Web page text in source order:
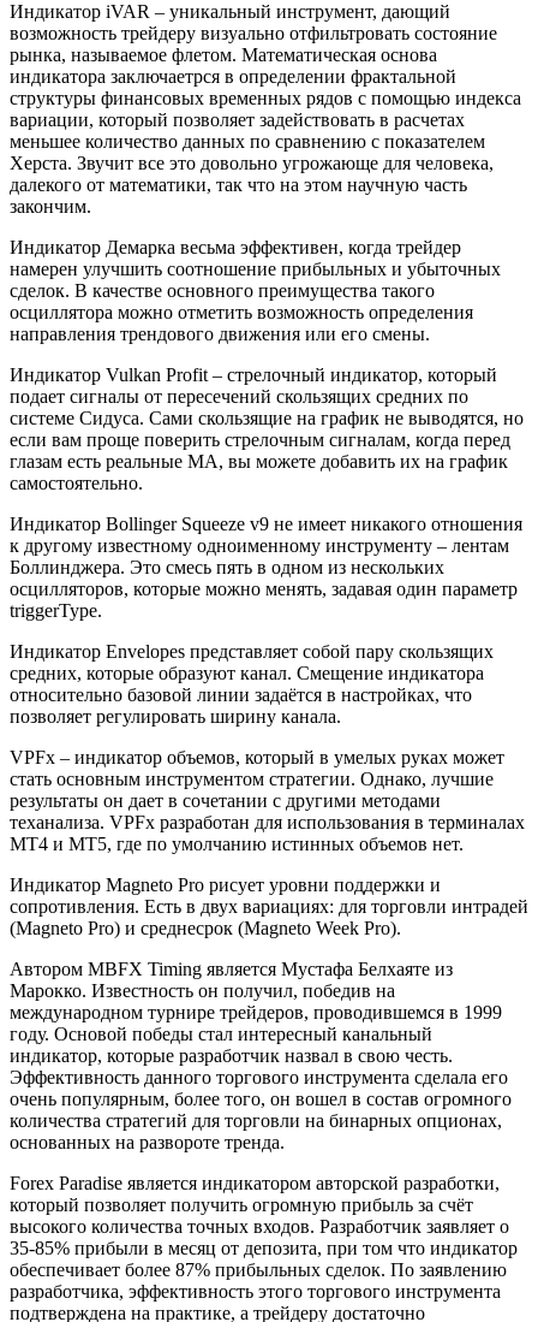
Индикатор iVAR – уникальный инструмент, дающий
возможность трейдеру визуально отфильтровать состояние
рынка, называемое флетом. Математическая основа
индикатора заключаетрся в определении фрактальной
структуры финансовых временных рядов с помощью индекса
вариации, который позволяет задействовать в расчетах
меньшее количество данных по сравнению с показателем
Херста. Звучит все это довольно угрожающе для человека,
далекого от математики, так что на этом научную часть
закончим.
Индикатор Демарка весьма эффективен, когда трейдер
намерен улучшить соотношение прибыльных и убыточных
сделок. В качестве основного преимущества такого
осциллятора можно отметить возможность определения
направления трендового движения или его смены.
Индикатор Vulkan Profit – стрелочный индикатор, который
подает сигналы от пересечений скользящих средних по
системе Сидуса. Сами скользящие на график не выводятся, но
если вам проще поверить стрелочным сигналам, когда перед
глазам есть реальные МА, вы можете добавить их на график
самостоятельно.
Индикатор Bollinger Squeeze v9 не имеет никакого отношения
к другому известному одноименному инструменту – лентам
Боллинджера. Это смесь пять в одном из нескольких
осцилляторов, которые можно менять, задавая один параметр
triggerType.
Индикатор Envelopes представляет собой пару скользящих
средних, которые образуют канал. Смещение индикатора
относительно базовой линии задаётся в настройках, что
позволяет регулировать ширину канала.
VPFx – индикатор объемов, который в умелых руках может
стать основным инструментом стратегии. Однако, лучшие
результаты он дает в сочетании с другими методами
теханализа. VPFx разработан для использования в терминалах
МТ4 и МТ5, где по умолчанию истинных объемов нет.
Индикатор Magneto Pro рисует уровни поддержки и
сопротивления. Есть в двух вариациях: для торговли интрадей
(Magneto Pro) и среднесрок (Magneto Week Pro).
Автором MBFX Timing является Мустафа Белхаяте из
Марокко. Известность он получил, победив на
международном турнире трейдеров, проводившемся в 1999
году. Основой победы стал интересный канальный
индикатор, которые разработчик назвал в свою честь.
Эффективность данного торгового инструмента сделала его
очень популярным, более того, он вошел в состав огромного
количества стратегий для торговли на бинарных опционах,
основанных на развороте тренда.
Forex Paradise является индикатором авторской разработки,
который позволяет получить огромную прибыль за счёт
высокого количества точных входов. Разработчик заявляет о
35-85% прибыли в месяц от депозита, при том что индикатор
обеспечивает более 87% прибыльных сделок. По заявлению
разработчика, эффективность этого торгового инструмента
подтверждена на практике, а трейдеру достаточно